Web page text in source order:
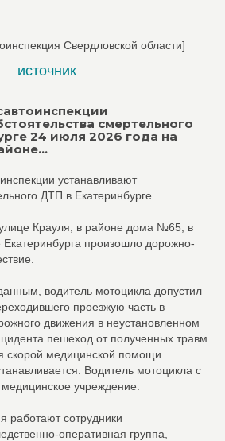
Свердловской области]
источник
смертельного
24 июля 2026 года на
устанавливают
ДТП в Екатеринбурге
Крауля, в районе дома №65, в
произошло дорожно-
водитель мотоцикла допустил
проезжую часть в
движения в неустановленном
пешеход от полученных травм
скорой медицинской помощи.
Водитель мотоцикла с
учреждение.
работают сотрудники
оперативная группа,